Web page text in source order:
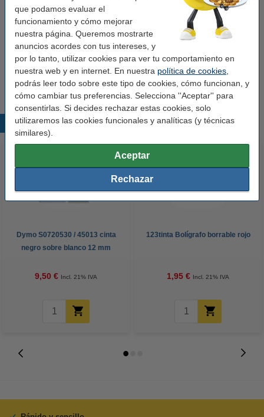
que podamos evaluar el
funcionamiento y cómo mejorar
nuestra página. Queremos mostrarte
anuncios acordes con tus intereses, y
por lo tanto, utilizar cookies para ver tu comportamiento en
nuestra web y en internet. En nuestra política de cookies
podrás leer todo sobre este tipo de cookies, cómo funcionan, y
cómo cambiar tus preferencias. Selecciona ''Aceptar'' para
consentirlas. Si decides rechazar estas cookies, solo
utilizaremos las cookies funcionales y analíticas (y técnicas
similares).
Aceptar
Rechazar
Clip: sí
Recargable: sí
Cantidad: 12 unidades
Núm. de item: 301094
Productos destacados
Dymo S0720530 / 45013 cinta
negro sobre blanco 12 mm
9,50 € Incl. 21% IVA
123tinta Bolígrafo borrable rojo
1,95 € Incl. 21% IVA